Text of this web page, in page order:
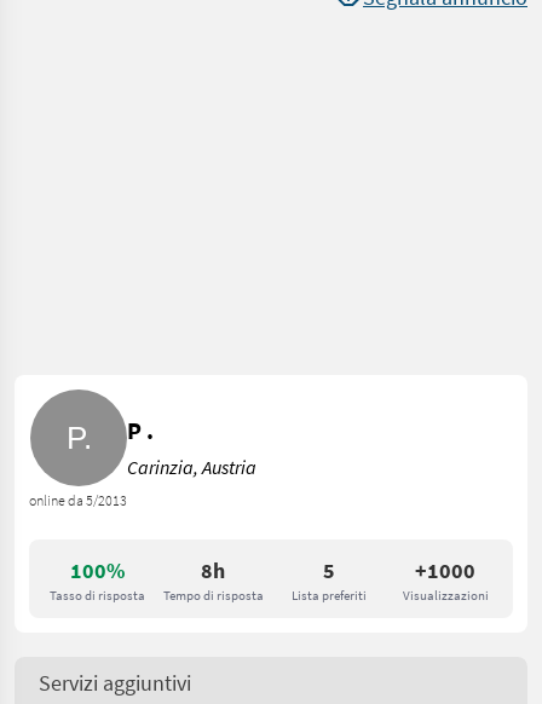
100%
Tasso di risposta
8h
Tempo di risposta
5
Lista preferiti
+1000
Visualizzazioni
online da 5/2013
P .
Carinzia, Austria
Servizi aggiuntivi